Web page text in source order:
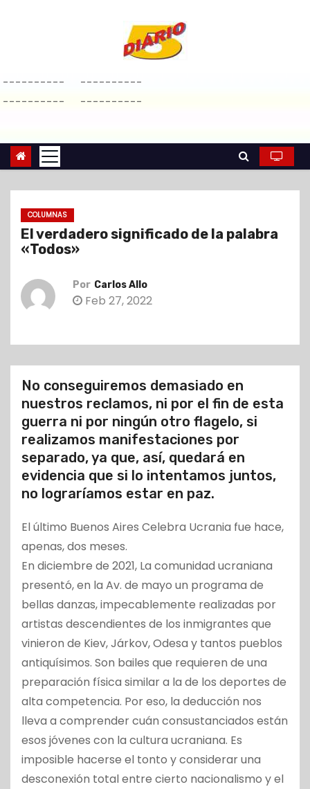
a
r
l
----------
----------
----------
----------
COLUMNAS
El verdadero significado de la palabra
«Todos»
Por Carlos Allo
Feb 27, 2022
No conseguiremos demasiado en
nuestros reclamos, ni por el fin de esta
guerra ni por ningún otro flagelo, si
realizamos manifestaciones por
separado, ya que, así, quedará en
evidencia que si lo intentamos juntos,
no lograríamos estar en paz.
El último Buenos Aires Celebra Ucrania fue hace,
apenas, dos meses.
En diciembre de 2021, La comunidad ucraniana
presentó, en la Av. de mayo un programa de
bellas danzas, impecablemente realizadas por
artistas descendientes de los inmigrantes que
vinieron de Kiev, Járkov, Odesa y tantos pueblos
antiquísimos. Son bailes que requieren de una
preparación física similar a la de los deportes de
alta competencia. Por eso, la deducción nos
lleva a comprender cuán consustanciados están
esos jóvenes con la cultura ucraniana. Es
imposible hacerse el tonto y considerar una
desconexión total entre cierto nacionalismo y el